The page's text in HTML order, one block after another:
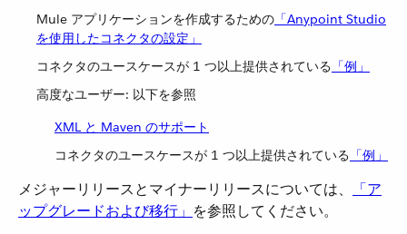
Mule アプリケーションを作成するための​ 「Anypoint Studio
を使用したコネクタの設定」
コネクタのユースケースが 1 つ以上提供されている​ 「例」
高度なユーザー: 以下を参照
XML と Maven のサポート
コネクタのユースケースが 1 つ以上提供されている​ 「例」
メジャーリリースとマイナーリリースについては、​
「ア
ップグレードおよび移行」 ​を参照してください。